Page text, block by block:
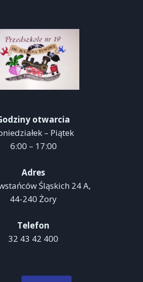
otwarcia
– Piątek
6:00 – 17:00
Adres
Śląskich 24 A,
44-240 Żory
Telefon
32 43 42 400